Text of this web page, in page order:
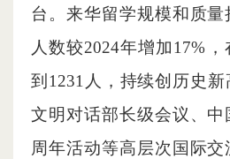
台。来华留学规模和质
人数较2024年增加17%
到1231人，持续创历史
文明对话部长级会议、
周年活动等高层次国际